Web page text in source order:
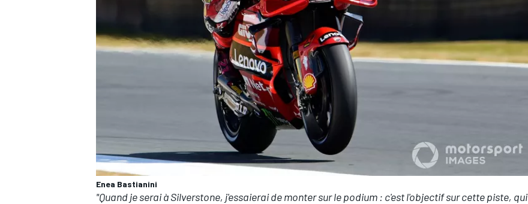
Enea Bastianini
"Quand je serai à Silverstone, j'essaierai de monter sur le podium : c'est l'objectif sur cette piste, qui